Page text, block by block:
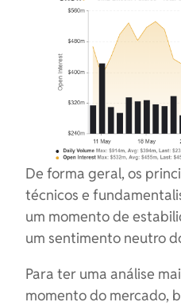
De forma geral, os
técnicos e
um momento de
um sentimento neutro
Para ter uma análise
momento do mercado,